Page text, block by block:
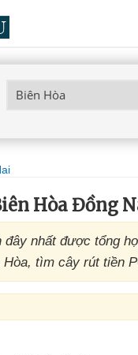
Hòa Đồng
đây nhất được tổng
tìm cây rút tiền